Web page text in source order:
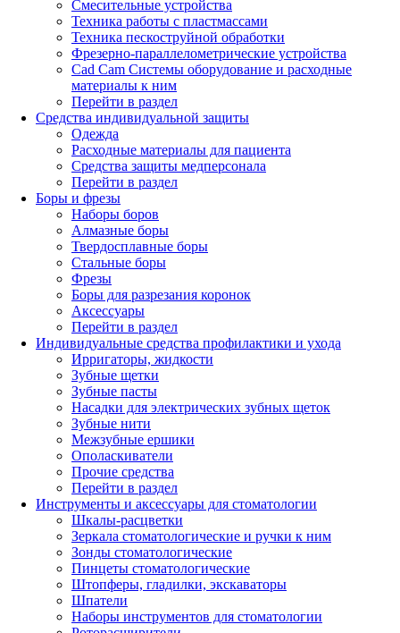
Смесительные устройства
Техника работы с пластмассами
Техника пескоструйной обработки
Фрезерно-параллелометрические устройства
Cad Cam Системы оборудование и расходные
материалы к ним
Перейти в раздел
Средства индивидуальной защиты
Одежда
Расходные материалы для пациента
Средства защиты медперсонала
Перейти в раздел
Боры и фрезы
Наборы боров
Алмазные боры
Твердосплавные боры
Стальные боры
Фрезы
Боры для разрезания коронок
Аксессуары
Перейти в раздел
Индивидуальные средства профилактики и ухода
Ирригаторы, жидкости
Зубные щетки
Зубные пасты
Насадки для электрических зубных щеток
Зубные нити
Межзубные ершики
Ополаскиватели
Прочие средства
Перейти в раздел
Инструменты и аксессуары для стоматологии
Шкалы-расцветки
Зеркала стоматологические и ручки к ним
Зонды стоматологические
Пинцеты стоматологические
Штопферы, гладилки, экскаваторы
Шпатели
Наборы инструментов для стоматологии